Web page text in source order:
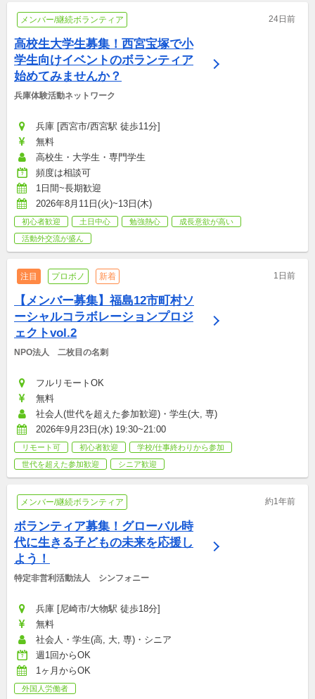
メンバー/継続ボランティア 24日前
高校生大学生募集！西宮宝塚で小
学生向けイベントのボランティア
始めてみませんか？
兵庫体験活動ネットワーク
兵庫 [西宮市/西宮駅 徒歩11分]
無料
高校生・大学生・専門学生
頻度は相談可
1日間~長期歓迎
2026年8月11日(火)~13日(木)
初心者歓迎 土日中心 勉強熱心
成長意欲が高い
活動外交流が盛ん
注目 プロボノ 新着 1日前
【メンバー募集】福島12市町村ソ
ーシャルコラボレーションプロジ
ェクトvol.2
NPO法人　二枚目の名刺
フルリモートOK
無料
社会人(世代を超えた参加歓迎)・学生(大, 専)
2026年9月23日(水) 19:30~21:00
リモート可 初心者歓迎
学校/仕事終わりから参加
世代を超えた参加歓迎
シニア歓迎
メンバー/継続ボランティア 約1年前
ボランティア募集！グローバル時
代に生きる子どもの未来を応援し
よう！
特定非営利活動法人　シンフォニー
兵庫 [尼崎市/大物駅 徒歩18分]
無料
社会人・学生(高, 大, 専)・シニア
週1回からOK
1ヶ月からOK
外国人労働者